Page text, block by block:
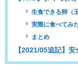
生食できる卵（玉
実際に食べてみ
まとめ
【2021/05追記】